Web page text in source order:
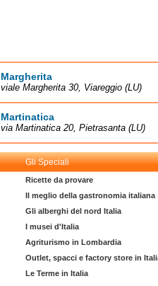
Margherita
viale Margherita 30, Viareggio (LU)
Martinatica
via Martinatica 20, Pietrasanta (LU)
Gli Speciali
Ricette da provare
Il meglio della gastronomia italiana
Gli alberghi del nord Italia
I musei d'Italia
Agriturismo in Lombardia
Outlet, spacci e factory store in
Le Terme in Italia